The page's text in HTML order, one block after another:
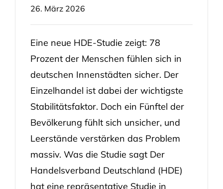
26. März 2026
Eine neue HDE-Studie zeigt: 78
Prozent der Menschen fühlen sich in
deutschen Innenstädten sicher. Der
Einzelhandel ist dabei der wichtigste
Stabilitätsfaktor. Doch ein Fünftel der
Bevölkerung fühlt sich unsicher, und
Leerstände verstärken das Problem
massiv. Was die Studie sagt Der
Handelsverband Deutschland (HDE)
hat eine repräsentative Studie in